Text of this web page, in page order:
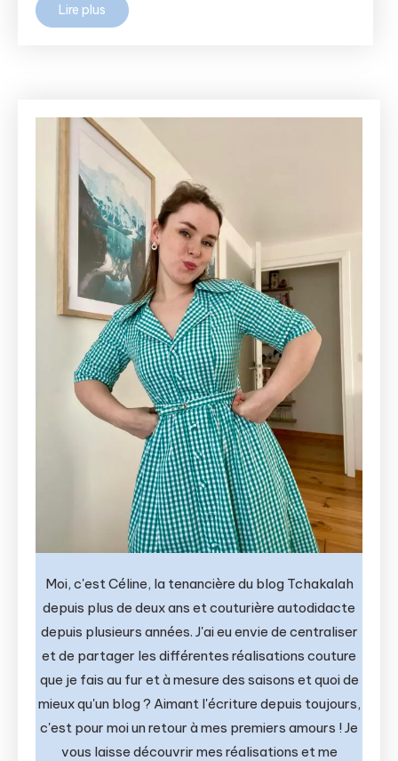
Lire plus
Moi, c'est Céline, la tenancière du blog Tchakalah
depuis plus de deux ans et couturière autodidacte
depuis plusieurs années. J'ai eu envie de centraliser
et de partager les différentes réalisations couture
que je fais au fur et à mesure des saisons et quoi de
mieux qu'un blog ? Aimant l'écriture depuis toujours,
c'est pour moi un retour à mes premiers amours ! Je
vous laisse découvrir mes réalisations et me